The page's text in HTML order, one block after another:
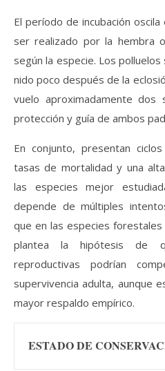
El período de incubación
ser realizado por la hembra
según la especie. Los
nido poco después de la
vuelo aproximadamente dos
protección y guía de ambos
En conjunto, presentan
tasas de mortalidad y una
las especies mejor
depende de múltiples
que en las especies
plantea la hipótesis de
reproductivas podrían
supervivencia adulta, aunque
mayor respaldo empírico.
ESTADO DE